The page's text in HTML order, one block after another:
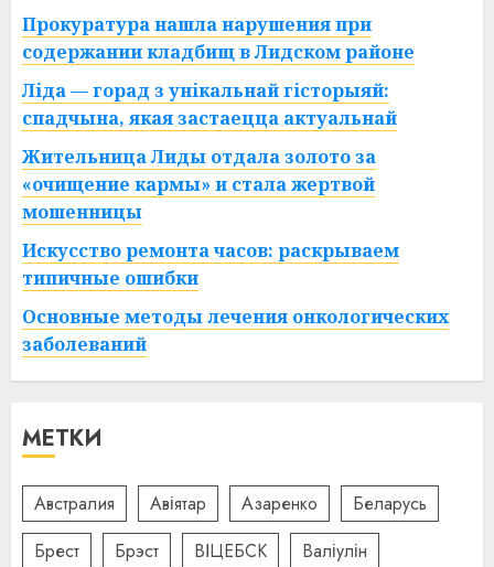
Прокуратура нашла нарушения при
содержании кладбищ в Лидском районе
Ліда — горад з унікальнай гісторыяй:
спадчына, якая застаецца актуальнай
Жительница Лиды отдала золото за
«очищение кармы» и стала жертвой
мошенницы
Искусство ремонта часов: раскрываем
типичные ошибки
Основные методы лечения онкологических
заболеваний
МЕТКИ
Австралия Авіятар Азаренко
Беларусь
Брест
Брэст ВІЦЕБСК
Валіулін